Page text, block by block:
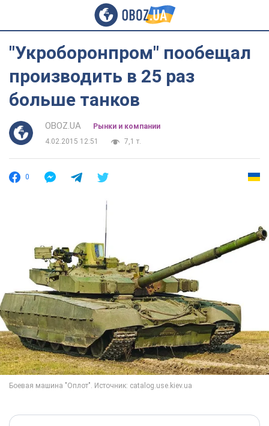
"Укроборонпром" пообещал
производить в 25 раз
больше танков
OBOZ.UA
Рынки и компании
4.02.2015 12:51
7,1 т.
0